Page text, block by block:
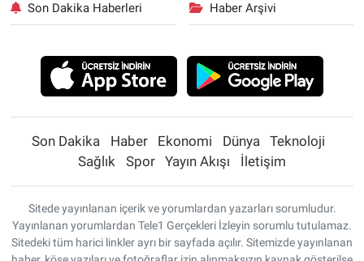
Son Dakika Haberleri Haber Arşivi
Son Dakika Haber Ekonomi Dünya
Teknoloji
Sağlık
Spor Yayın Akışı İletişim
Sitede yayınlanan içerik ve yorumlardan yazarları sorumludur.
Yayınlanan yorumlardan Tele1 Gerçekleri İzleyin sorumlu tutulamaz.
Sitedeki tüm harici linkler ayrı bir sayfada açılır. Sitemizde yayınlanan